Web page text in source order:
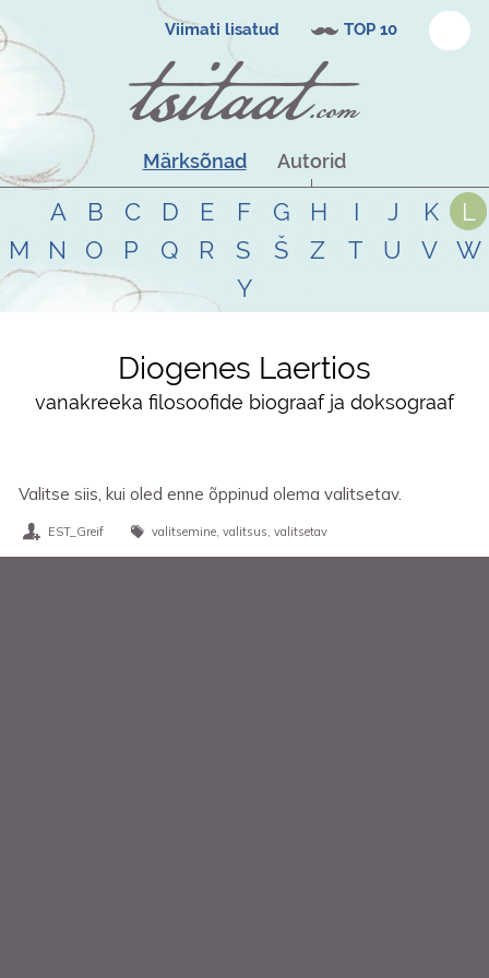
Viimati lisatud TOP 10
Märksõnad Autorid
A B C D E F G H I J K
L
M
N O P Q R S Š Z T U V
W
Y
Diogenes Laertios
vanakreeka filosoofide biograaf ja doksograaf
Valitse siis, kui oled enne õppinud olema valitsetav.
EST_Greif valitsemine valitsus valitsetav